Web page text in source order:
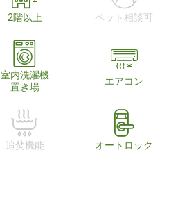
2階以上 ペット相談可
室内洗濯機
置き場
エアコン
追焚機能 オートロック